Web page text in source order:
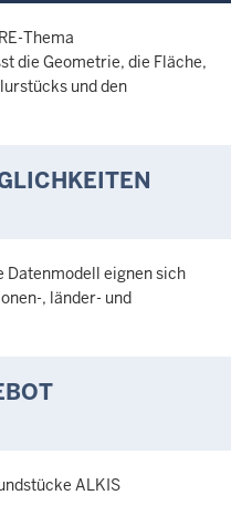
Thema
die Geometrie, die Fläche,
und den
Datenmodell eignen sich
, länder- und
ALKIS